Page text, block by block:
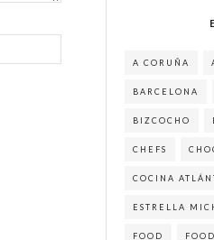
A CORUÑA
BARCELONA
BIZCOCHO
CHEFS
COCINA
ESTRELLA
FOOD